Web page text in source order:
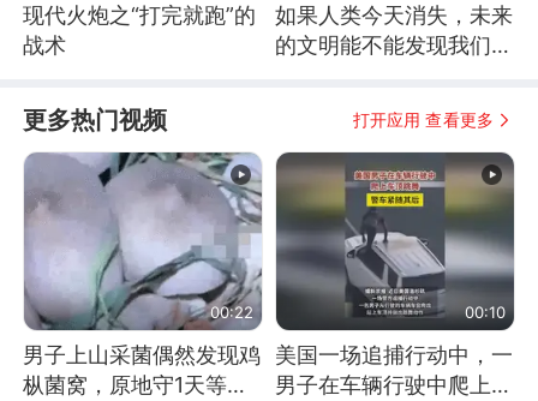
现代火炮之“打完就跑”的
战术
如果人类今天消失，未来
的文明能不能发现我们存
更多热门视频 打开应用 查看更多
00:22
男子上山采菌偶然发现鸡
枞菌窝，原地守1天等它
00:10
美国一场追捕行动中，一
男子在车辆行驶中爬上车